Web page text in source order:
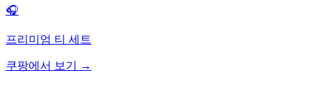
🎧
프리미엄 티 세트
쿠팡에서 보기 →